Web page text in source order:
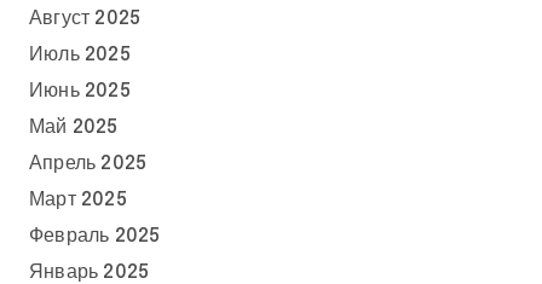
Август 2025
Июль 2025
Июнь 2025
Май 2025
Апрель 2025
Март 2025
Февраль 2025
Январь 2025